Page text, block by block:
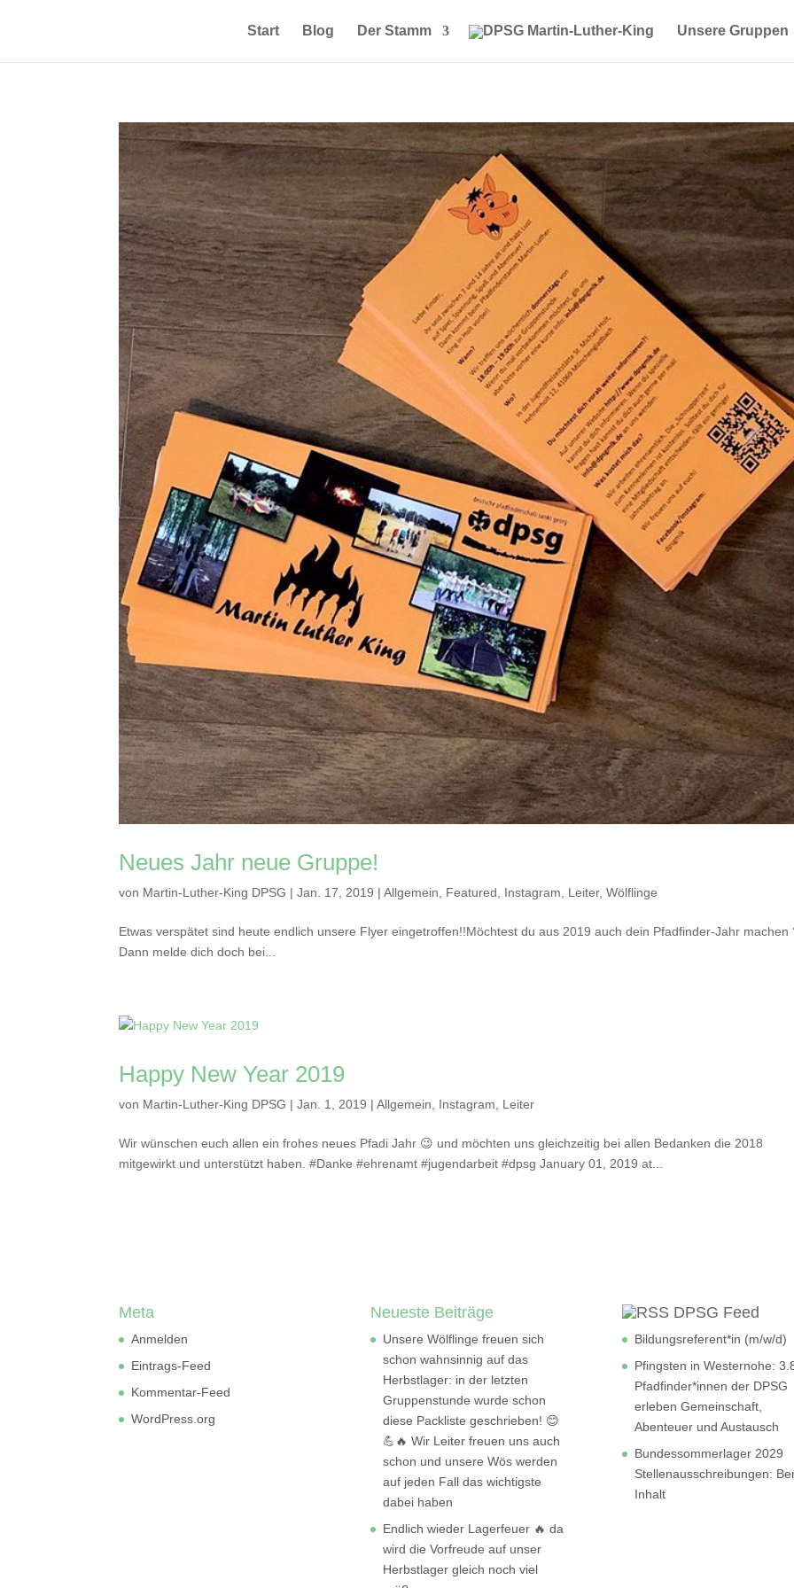
Start Blog Der Stamm Unsere Gruppen
Neues Jahr neue Gruppe!
von Martin-Luther-King DPSG |Jan. 17, 2019 |Allgemein Featured Instagram Leiter,Wölflinge
Etwas verspätet sind heute endlich unsere Flyer eingetroffen!!Möchtest du aus 2019 auch dein Pfadfinder-Jahr machen
Dann melde dich doch bei...
Happy New Year 2019
von Martin-Luther-King DPSG |Jan. 1, 2019 |Allgemein Instagram Leiter
Wir wünschen euch allen ein frohes neues Pfadi Jahr 😉 und möchten uns gleichzeitig bei allen Bedanken die 2018
mitgewirkt und unterstützt haben. #Danke #ehrenamt #jugendarbeit #dpsg January 01, 2019 at...
Meta
Anmelden
Eintrags-Feed
Kommentar-Feed
WordPress.org
Neueste Beiträge
Unsere Wölflinge freuen sich
schon wahnsinnig auf das
Herbstlager: in der letzten
Gruppenstunde wurde schon
diese Packliste geschrieben! 😊
💪🔥 Wir Leiter freuen uns auch
schon und unsere Wös werden
auf jeden Fall das wichtigste
dabei haben
Endlich wieder Lagerfeuer 🔥 da
wird die Vorfreude auf unser
Herbstlager gleich noch viel
DPSG Feed
Bildungsreferent*in (m/w/d)
Pfingsten in Westernohe:
Pfadfinder*innen der DPSG
erleben Gemeinschaft,
Abenteuer und Austausch
Bundessommerlager 2029
Stellenausschreibungen:
Inhalt